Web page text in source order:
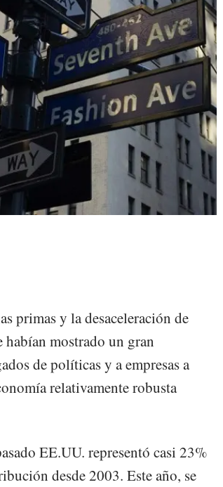
primas y la desaceleración de
habían mostrado un gran
de políticas y a empresas a
relativamente robusta
EE.UU. representó casi 23%
desde 2003. Este año, se